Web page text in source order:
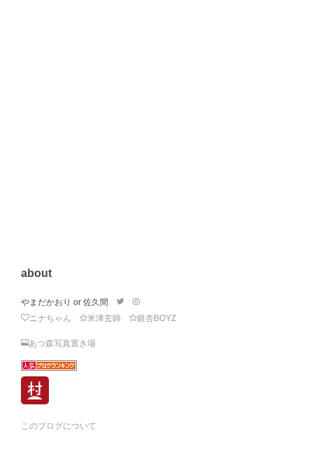
about
やまだかおり or 佐久間
ニナちゃん
米津玄師 銀杏BOYZ
あつ森写真置き場
このブログについて